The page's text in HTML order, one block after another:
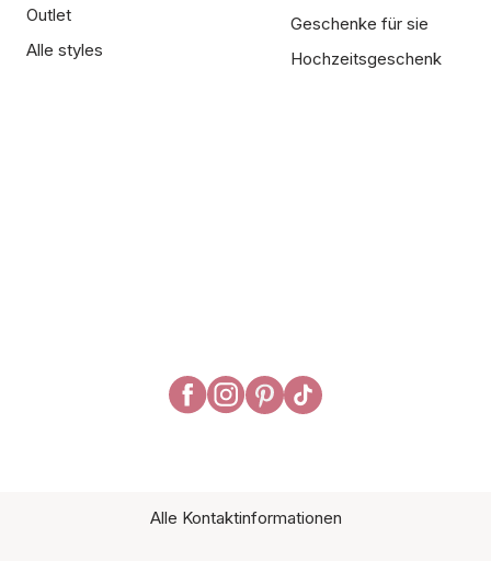
Outlet
Alle styles
Geschenke für sie
Hochzeitsgeschenk
Alle Kontaktinformationen